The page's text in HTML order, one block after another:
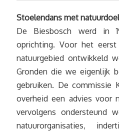
Stoelendans met
De Biesbosch werd in
oprichting. Voor het
natuurgebied ontwikkeld
Gronden die we eigenlijk
gebruiken. De commissie
overheid een advies voor
vervolgens ondersteund
natuurorganisaties,